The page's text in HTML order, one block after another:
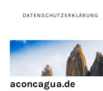
DATENSCHUTZERKLÄRUNG
aconcagua.de